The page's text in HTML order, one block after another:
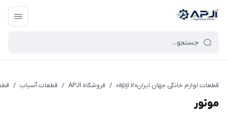
قطعات یدکی و جانبی لوازم خانگی جهان ایران
قطعات لوازم خانگی جهان ایران«apji.ir» / فروشگاه APJI / قطعات آسیاب /
موتور